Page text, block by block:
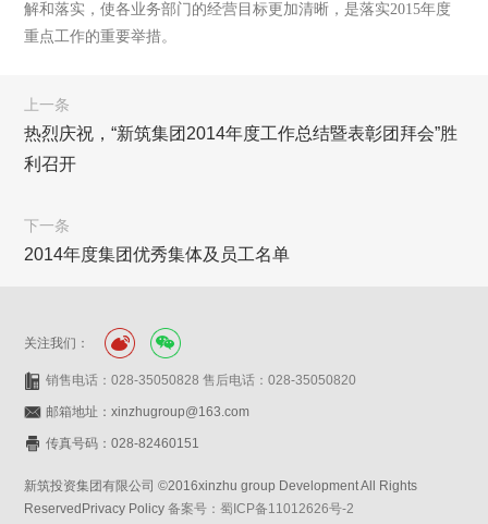
解和落实，使各业务部门的经营目标更加清晰，是落实2015年度
重点工作的重要举措。
上一条
热烈庆祝，“新筑集团2014年度工作总结暨表彰团拜会”胜
利召开
下一条
2014年度集团优秀集体及员工名单
关注我们：
销售电话：028-35050828 售后电话：028-35050820
邮箱地址：xinzhugroup@163.com
传真号码：028-82460151
新筑投资集团有限公司 ©2016xinzhu group Development All Rights
ReservedPrivacy Policy备案号：蜀ICP备11012626号-2